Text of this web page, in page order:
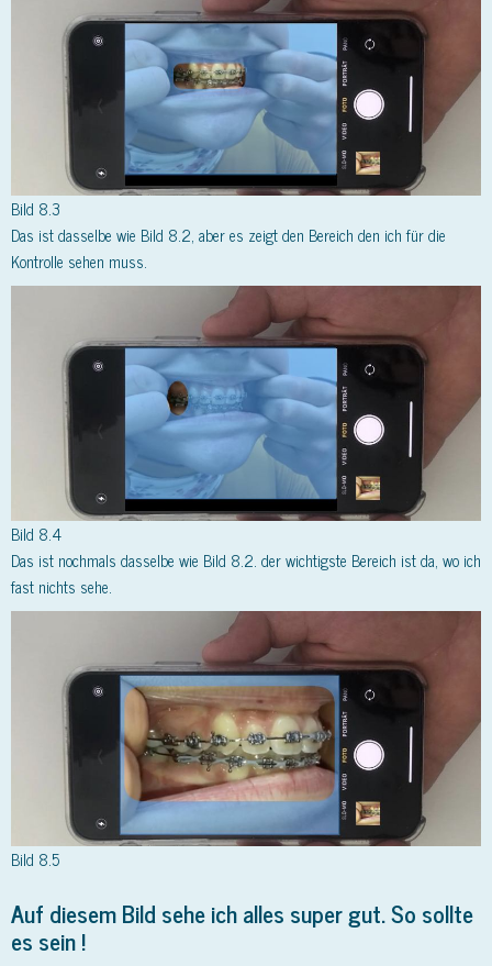
Bild 8.3
Das ist dasselbe wie Bild 8.2, aber es zeigt den Bereich den ich für die
Kontrolle sehen muss.
Bild 8.4
Das ist nochmals dasselbe wie Bild 8.2. der wichtigste Bereich ist da, wo ich
fast nichts sehe.
Bild 8.5
Auf diesem Bild sehe ichalles super gut. So sollte
es sein !